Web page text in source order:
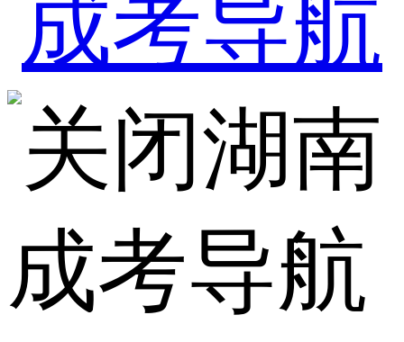
湖南
成考导航